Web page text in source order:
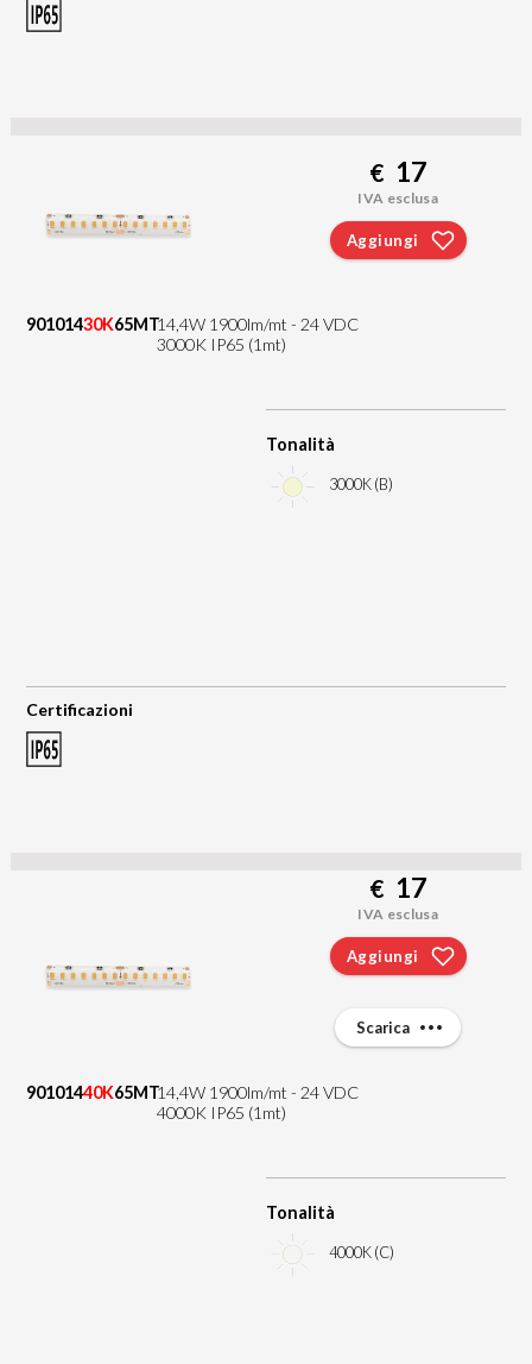
90101430K65MT14,4W 1900lm/mt - 24 VDC
3000K IP65 (1mt)
Tonalità
3000K (B)
Certificazioni
€ 17
IVA esclusa
Aggiungi
90101440K65MT14,4W 1900lm/mt - 24 VDC
4000K IP65 (1mt)
Tonalità
4000K (C)
€ 17
IVA esclusa
Aggiungi
Scarica